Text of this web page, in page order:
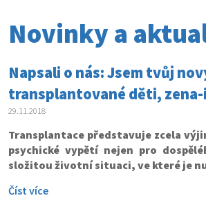
Novinky a
Napsali o nás: Jsem tvůj
transplantované děti,
29.11.2018
Transplantace představuje zcela
psychické vypětí nejen pro
složitou životní situaci, ve které je
Číst více